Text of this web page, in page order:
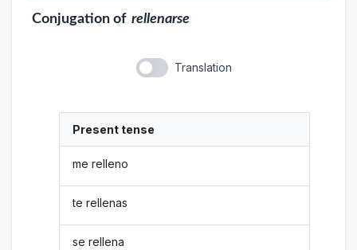
Conjugationof rellenarse
Translation
Present tense
me relleno
te rellenas
se rellena